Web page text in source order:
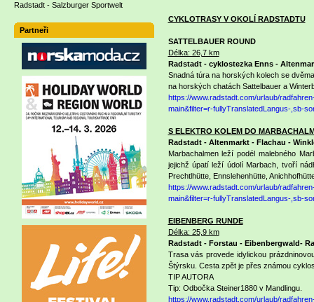
CYKLOTRASY V OKOLÍ RADSTADTU
SATTELBAUER ROUND
Délka: 26,7 km
Radstadt - cyklostezka Enns -
Snadná túra na horských kolech se
na horských chatách Sattelbauer a
https://www.radstadt.com/urlaub/
main&filter=r-fullyTranslatedLangus-,sb-
S ELEKTRO KOLEM DO
Radstadt - Altenmarkt - Flachau -
Marbachalmen leží podél malebného
jejichž úpatí leží údolí Marbach, tvoří
Prechtlhütte, Ennslehenhütte,
https://www.radstadt.com/urlaub/
main&filter=r-fullyTranslatedLangus-,sb-
EIBENBERG RUNDE
Délka: 25,9 km
Radstadt - Forstau - Eibenbergwald-
Trasa vás provede idylickou
Štýrsku. Cesta zpět je přes známou
TIP AUTORA
Tip: Odbočka Steiner1880 v Mandlingu.
https://www.radstadt.com/urlaub/
Radstadt - Salzburger Sportwelt
Partneři